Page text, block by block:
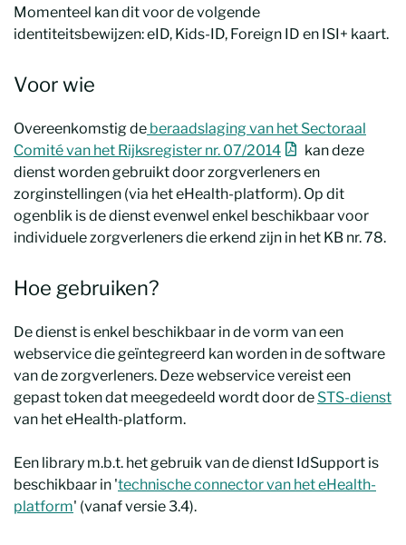
Momenteel kan dit voor de volgende
identiteitsbewijzen: eID, Kids-ID, Foreign ID en ISI+ kaart.
Voor wie
Overeenkomstig de beraadslaging van het Sectoraal
Comité van het Rijksregister nr. 07/2014Nieuw venster
kan deze
dienst worden gebruikt door zorgverleners en
zorginstellingen (via het eHealth-platform). Op dit
ogenblik is de dienst evenwel enkel beschikbaar voor
individuele zorgverleners die erkend zijn in het KB nr. 78.
Hoe gebruiken?
De dienst is enkel beschikbaar in de vorm van een
webservice die geïntegreerd kan worden in de software
van de zorgverleners. Deze webservice vereist een
gepast token dat meegedeeld wordt door de STS-dienst
van het eHealth-platform.
Een library m.b.t. het gebruik van de dienst IdSupport is
beschikbaar in 'technische connector van het eHealth-
platform' (vanaf versie 3.4).